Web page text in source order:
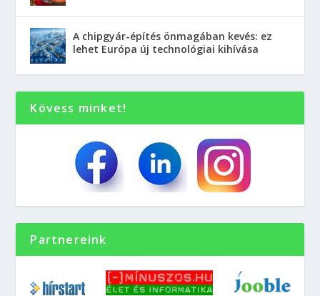
A chipgyár-építés önmagában kevés: ez
lehet Európa új technológiai kihívása
Kövess minket!
Partnereink